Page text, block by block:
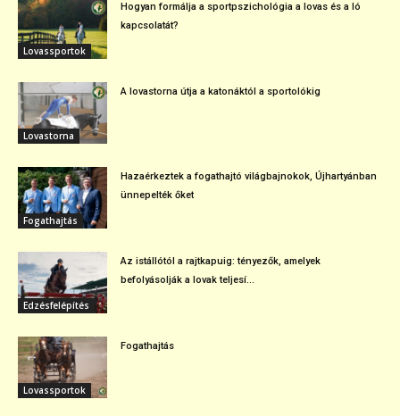
Lovassportok
Hogyan formálja a sportpszichológia a lovas és a ló
kapcsolatát?
Lovastorna
A lovastorna útja a katonáktól a sportolókig
Fogathajtás
Hazaérkeztek a fogathajtó világbajnokok, Újhartyánban
ünnepelték őket
Edzésfelépítés
Az istállótól a rajtkapuig: tényezők, amelyek
befolyásolják a lovak teljesí...
Lovassportok
Fogathajtás